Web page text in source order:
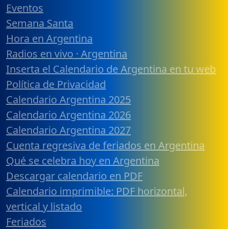
Eventos
Semana Santa
Hora en Argentina
Radios en vivo · Argentina
Inserta el Calendario de Argentina en tu web
Política de Privacidad
Calendario Argentina 2025
Calendario Argentina 2026
Calendario Argentina 2027
Cuenta regresiva de feriados en Argentina
Qué se celebra hoy en Argentina
Descargar calendario en PDF
Calendario imprimible: PDF horizontal,
vertical y listado
Feriados